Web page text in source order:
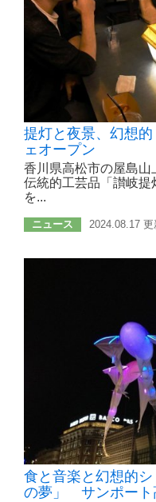
提灯と夜景、幻想
ェオープン
香川県高松市の屋島
伝統的工芸品「讃岐提
を...
ニュース 2024.08.17 更
食と音楽と幻想的
の夢」 サンポート